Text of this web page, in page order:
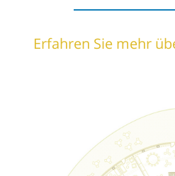
Erfahren Sie mehr